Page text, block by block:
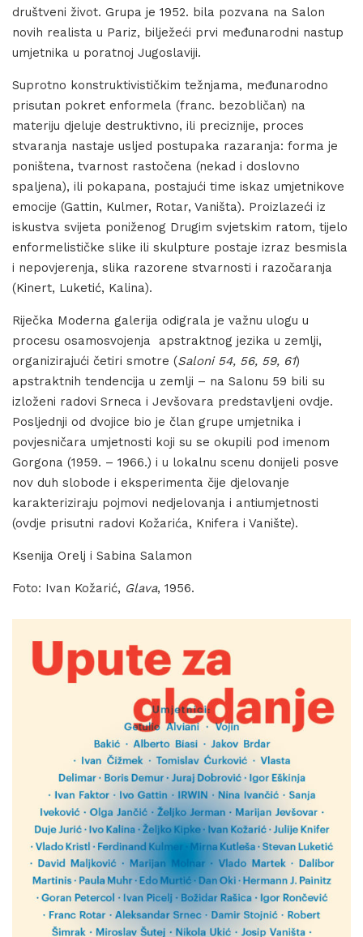
društveni život. Grupa je 1952. bila pozvana na Salon
novih realista u Pariz, bilježeći prvi međunarodni nastup
umjetnika u poratnoj Jugoslaviji.
Suprotno konstruktivističkim težnjama, međunarodno
prisutan pokret enformela (franc. bezobličan) na
materiju djeluje destruktivno, ili preciznije, proces
stvaranja nastaje usljed postupaka razaranja: forma je
poništena, tvarnost rastočena (nekad i doslovno
spaljena), ili pokapana, postajući time iskaz umjetnikove
emocije (Gattin, Kulmer, Rotar, Vaništa). Proizlazeći iz
iskustva svijeta poniženog Drugim svjetskim ratom, tijelo
enformelističke slike ili skulpture postaje izraz besmisla
i nepovjerenja, slika razorene stvarnosti i razočaranja
(Kinert, Luketić, Kalina).
Riječka Moderna galerija odigrala je važnu ulogu u
procesu osamosvojenja apstraktnog jezika u zemlji,
organizirajući četiri smotre (Saloni 54, 56, 59, 61)
apstraktnih tendencija u zemlji – na Salonu 59 bili su
izloženi radovi Srneca i Jevšovara predstavljeni ovdje.
Posljednji od dvojice bio je član grupe umjetnika i
povjesničara umjetnosti koji su se okupili pod imenom
Gorgona (1959. – 1966.) i u lokalnu scenu donijeli posve
nov duh slobode i eksperimenta čije djelovanje
karakteriziraju pojmovi nedjelovanja i antiumjetnosti
(ovdje prisutni radovi Kožarića, Knifera i Vanište).
Ksenija Orelj i Sabina Salamon
Foto: Ivan Kožarić, Glava, 1956.